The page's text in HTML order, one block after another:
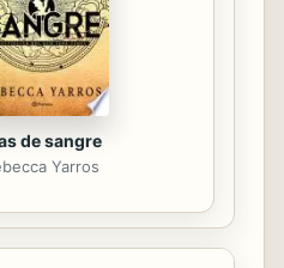
de sangre
Yarros